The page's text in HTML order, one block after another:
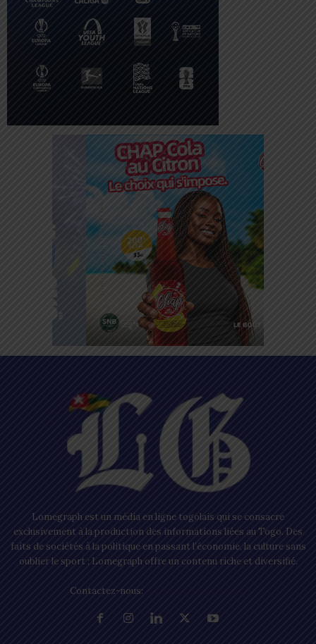
Lomegraph est un média en ligne togolais qui se consacre
exclusivement à la production des informations liées au Togo. Des
faits de sociétés à la politique en passant l’économie, la culture sans
oublier le sport ; Lomegraph offre un contenu riche et diversifié.
Contactez-nous: